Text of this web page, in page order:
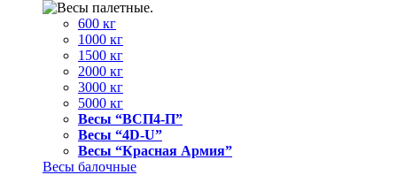
600 кг
1000 кг
1500 кг
2000 кг
3000 кг
5000 кг
Весы “ВСП4-П”
Весы “4D-U”
Весы “Красная Армия”
Весы балочные